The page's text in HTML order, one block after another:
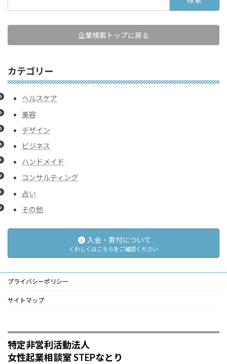
企業検索トップに戻る
カテゴリー
ヘルスケア
美容
デザイン
ビジネス
ハンドメイド
コンサルティング
占い
その他
入会・寄付について
くわしくはこちらをご確認ください
プライバシーポリシー
サイトマップ
特定非営利活動法人
女性起業相談室 STEPなとり